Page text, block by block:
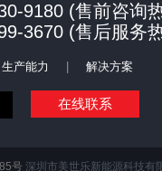
9180 (售前咨询
3670 (售后服务
生产能力 解决方案
在线联系
号 深圳市美世乐新能源科技